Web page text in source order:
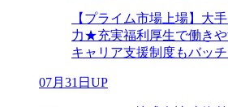
【プライム市場上場】大
力★充実福利厚生で働きや
キャリア支援制度もバッ
07月31日UP